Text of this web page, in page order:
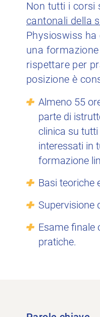
Non tutti i corsi
cantonali della
Physioswiss
una
rispettare per
posizione è
Almeno 55
parte di
clinica su
interessati in
formazione
Basi teoriche
Supervisione
Esame finale
pratiche.